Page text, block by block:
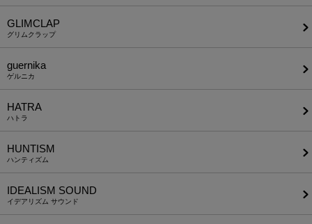
GLIMCLAP
グリムクラップ
guernika
ゲルニカ
HATRA
ハトラ
HUNTISM
ハンティズム
IDEALISM SOUND
イデアリズム サウンド